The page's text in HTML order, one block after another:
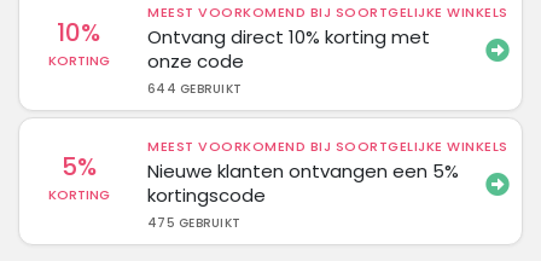
10%
KORTING
MEEST VOORKOMEND BIJ SOORTGELIJKE WINKELS
Ontvang direct 10% korting met
onze code
644 GEBRUIKT
5%
KORTING
MEEST VOORKOMEND BIJ SOORTGELIJKE WINKELS
Nieuwe klanten ontvangen een 5%
kortingscode
475 GEBRUIKT